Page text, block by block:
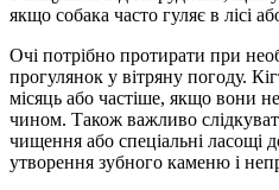
якщо собака часто гуляє в лісі
Очі потрібно протирати при
прогулянок у вітряну погоду.
місяць або частіше, якщо вони
чином. Також важливо
чищення або спеціальні ласощі
утворення зубного каменю і